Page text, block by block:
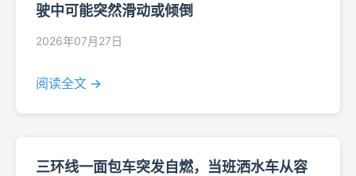
驶中可能突然滑动或倾倒
2026年07月27日
阅读全文 →
三环线一面包车突发自燃，当班洒水车从容